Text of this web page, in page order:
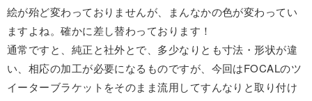
絵が殆ど変わっておりませんが、まんなかの色が変わってい
ますよね。確かに差し替わっております！
通常ですと、純正と社外とで、多少なりとも寸法・形状が違
い、相応の加工が必要になるものですが、今回はFOCALのツ
イーターブラケットをそのまま流用してすんなりと取り付け